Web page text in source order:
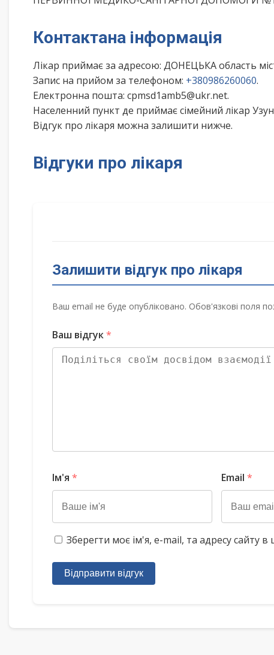
Контактана інформація
Лікар приймає за адресою: ДОНЕЦЬКА область
Запис на прийом за телефоном: +380986260060.
Електронна пошта: cpmsd1amb5@ukr.net.
Населенний пункт де приймає сімейний лікар
Відгук про лікаря можна залишити нижче.
Відгуки про лікаря
Залишити відгук про лікаря
Ваш email не буде опубліковано. Обов'язкові поля
Ваш відгук*
Ім'я * Email *
Зберегти моє ім'я, e-mail, та адресу сайту
Відправити відгук